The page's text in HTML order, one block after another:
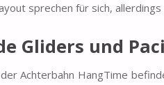
sprechen für sich,
Gliders und
Achterbahn HangTime